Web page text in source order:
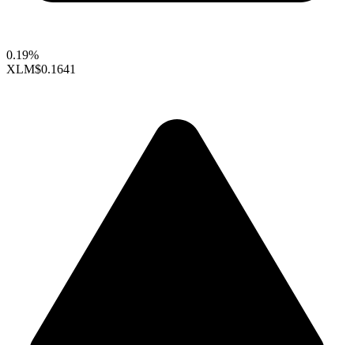
0.19%
XLM$0.1641